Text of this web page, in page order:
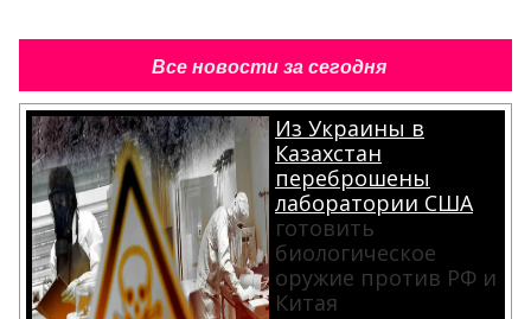
Все новости за сегодня
Из Украины в
Казахстан
переброшены
лаборатории США
готовить
биологическое
оружие против РФ и
Китая